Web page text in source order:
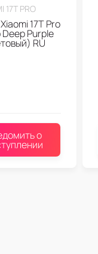
17T PRO
17T Pro
Purple
RU
о